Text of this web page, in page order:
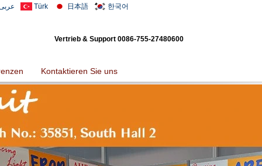
Türk 日本語 한국어
Vertrieb & Support 0086-755-27480600
Kontaktieren Sie uns